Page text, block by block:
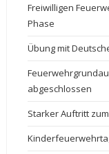
Freiwilligen
Phase
Übung mit
abgeschlossen
Starker Auftritt